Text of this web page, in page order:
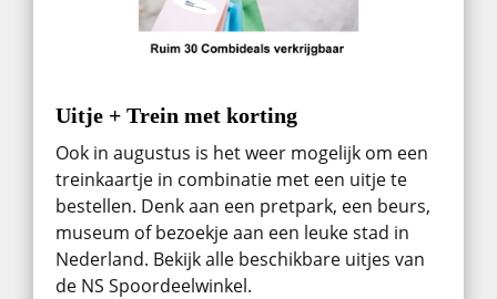
Uitje + Trein met korting
Ook in augustus ​is het weer mogelijk om een
treinkaartje in combinatie met een uitje te
bestellen. Denk aan een pretpark, een beurs,
museum of bezoekje aan een leuke stad in
Nederland. Bekijk alle beschikbare uitjes van
de NS Spoordeelwinkel.